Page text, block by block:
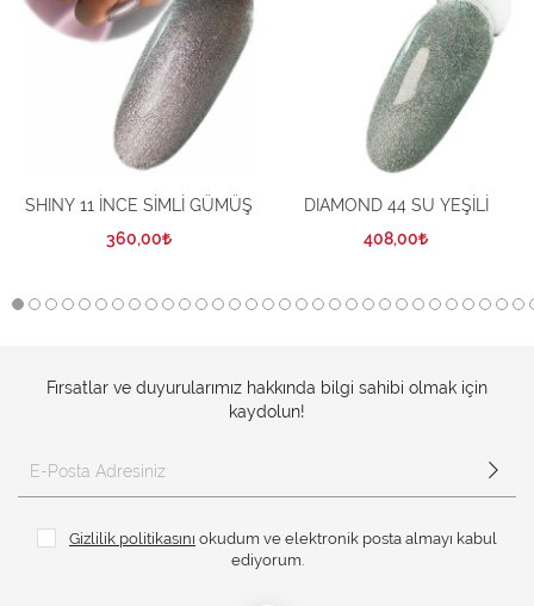
SHINY 11 İNCE SİMLİ GÜMÜŞ
360,00
DIAMOND 44 SU YEŞİLİ
408,00
Fırsatlar ve duyurularımız hakkında bilgi sahibi olmak için
kaydolun!
Gizlilik politikasını okudum ve elektronik posta almayı kabul
ediyorum.